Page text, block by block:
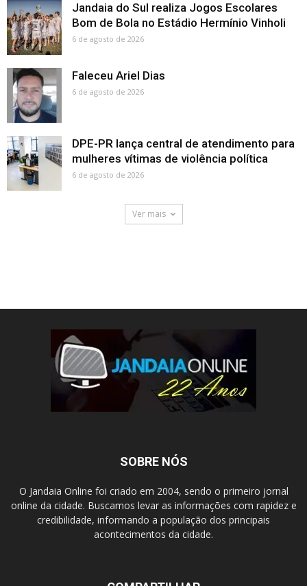
Jandaia do Sul realiza Jogos Escolares
Bom de Bola no Estádio Hermínio Vinholi
6 de agosto de 2026
Faleceu Ariel Dias
6 de agosto de 2026
DPE-PR lança central de atendimento para
mulheres vítimas de violência política
6 de agosto de 2026
Ver mais
SOBRE NÓS
O Jandaia Online foi criado em 2004, sendo o primeiro jornal
online da cidade. Buscamos levar as informações com rapidez e
credibilidade, informando a população dos principais
acontecimentos da cidade.